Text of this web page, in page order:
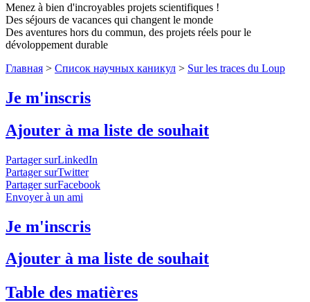
Menez à bien d'incroyables projets scientifiques !
Des séjours de vacances qui changent le monde
Des aventures hors du commun, des projets réels pour le
dévoloppement durable
Главная > Список научных каникул > Sur les traces du Loup
Je m'inscris
Ajouter à ma liste de souhait
Partager surLinkedIn
Partager surTwitter
Partager surFacebook
Envoyer à un ami
Je m'inscris
Ajouter à ma liste de souhait
Table des matières